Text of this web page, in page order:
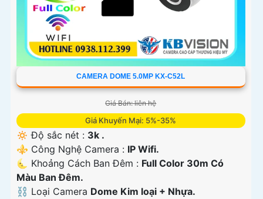
CAMERA DOME 5.0MP KX-C52L
Giá Bán: liên hệ
Giá Khuyến Mại: 5%-35%
🔅 Độ sắc nét : 3k .
⚜️ Công Nghệ Camera : IP Wifi.
🌜 Khoảng Cách Ban Đêm : Full Color 30m Có
Màu Ban Ðêm.
⛓ Loại Camera Dome Kim loại + Nhựa.